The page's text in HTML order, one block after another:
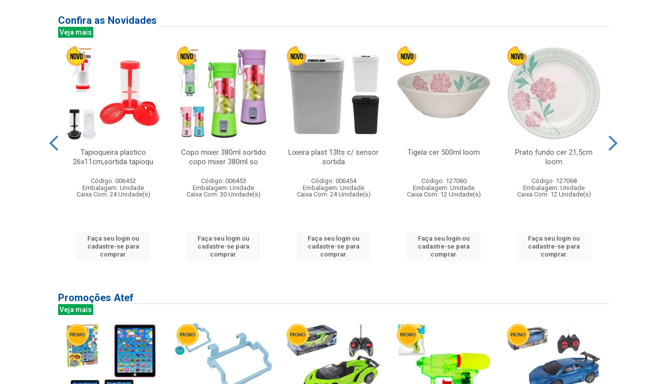
Confira as Novidades
Veja mais
Tapioqueira plastico
26x11cm,sortida tapioqu
Código: 006452
Embalagem: Unidade
Caixa Com: 24 Unidade(s)
Faça seu login ou
cadastre-se para
comprar.
Copo mixer 380ml sortido
copo mixer 380ml so
Código: 006453
Embalagem: Unidade
Caixa Com: 30 Unidade(s)
Faça seu login ou
cadastre-se para
comprar.
Lixeira plast 13lts c/ sensor
sortida
Código: 006454
Embalagem: Unidade
Caixa Com: 24 Unidade(s)
Faça seu login ou
cadastre-se para
comprar.
Tigela cer 500ml loom
Código: 127060
Embalagem: Unidade
Caixa Com: 12 Unidade(s)
Faça seu login ou
cadastre-se para
comprar.
Prato fundo cer 21,5cm
loom
Código: 127068
Embalagem: Unidade
Caixa Com: 12 Unidade(s)
Faça seu login ou
cadastre-se para
comprar.
Promoções Atef
Veja mais